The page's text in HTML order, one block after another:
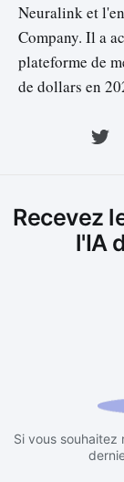
Neuralink et
Company. Il a
plateforme de
de dollars en
Recevez
l'IA
Si vous souhaitez